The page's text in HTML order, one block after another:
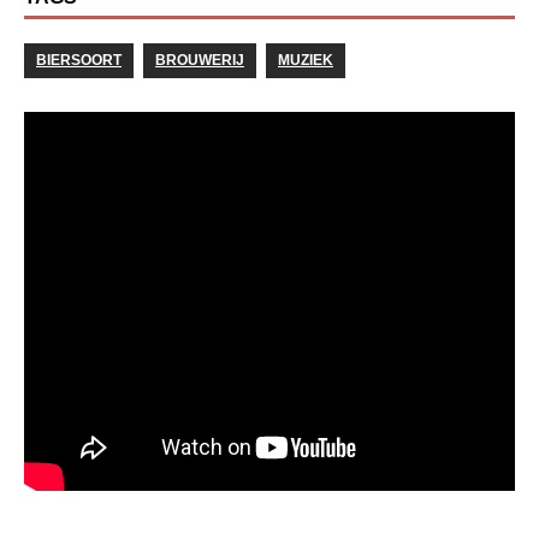
BIERSOORT BROUWERIJ MUZIEK